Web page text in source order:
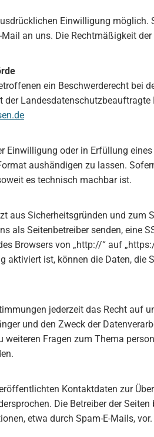
Einwilligung möglich.
an uns. Die Rechtmäßigkeit
ein Beschwerderecht bei
Einwilligung oder in Erfüllung
aushändigen zu lassen.
es technisch machbar ist.
aus Sicherheitsgründen und zum
als Seitenbetreiber senden, eine
Browsers von „http://“ auf
aktiviert ist, können die Daten,
jederzeit das Recht auf
und den Zweck der
Fragen zum Thema
Kontaktdaten zur
Die Betreiber der
etwa durch Spam-E-Mails, vor.